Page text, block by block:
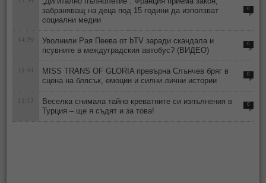
забраняващ на деца под 15 години да използват
социални медии
0
14:29
Уволнили Рая Пеева от bTV заради скандала и
псувните в междуградския автобус? (ВИДЕО)
0
11:44
MISS TRANS OF GLORIA превърна Слънчев бряг в
сцена на блясък, емоции и силни лични истории
0
11:13
Веселка снимала тайно креватните си изпълнения в
Турция – ще я съдят и за това!
0